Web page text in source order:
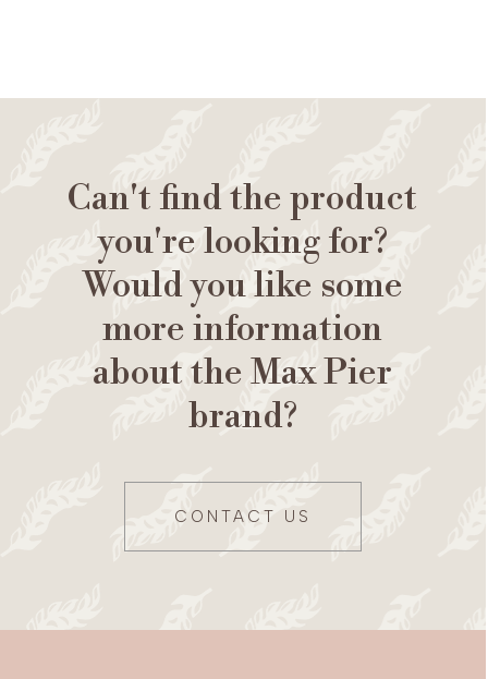
Can't find the product
you're looking for?
Would you like some
more information
about the Max Pier
brand?
CONTACT US